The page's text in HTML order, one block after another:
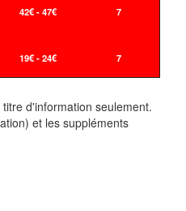
42€ - 47€ 7
19€ - 24€ 7
d'information seulement.
et les suppléments